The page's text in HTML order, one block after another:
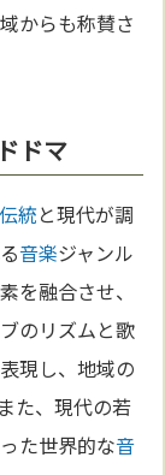
からも称賛さ
ドマ
伝統と現代が調
音楽ジャンル
を融合させ、
のリズムと歌
現し、地域の
た、現代の若
た世界的な音